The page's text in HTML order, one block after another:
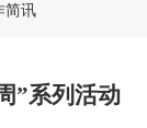
简讯
”系列活动